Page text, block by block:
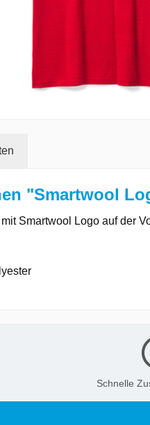
"Smartwool
Smartwool Logo auf der
Schnelle